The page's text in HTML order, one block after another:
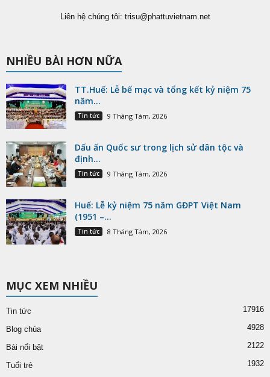
Liên hệ chúng tôi: trisu@phattuvietnam.net
NHIỀU BÀI HƠN NỮA
TT.Huế: Lễ bế mạc và tổng kết kỷ niệm 75
năm...
Tin tức 9 Tháng Tám, 2026
Dấu ấn Quốc sư trong lịch sử dân tộc và
định...
Tin tức 9 Tháng Tám, 2026
Huế: Lễ kỷ niệm 75 năm GĐPT Việt Nam
(1951 –...
Tin tức 8 Tháng Tám, 2026
MỤC XEM NHIỀU
Tin tức 17916
Blog chùa 4928
Bài nổi bật 2122
Tuổi trẻ
1932